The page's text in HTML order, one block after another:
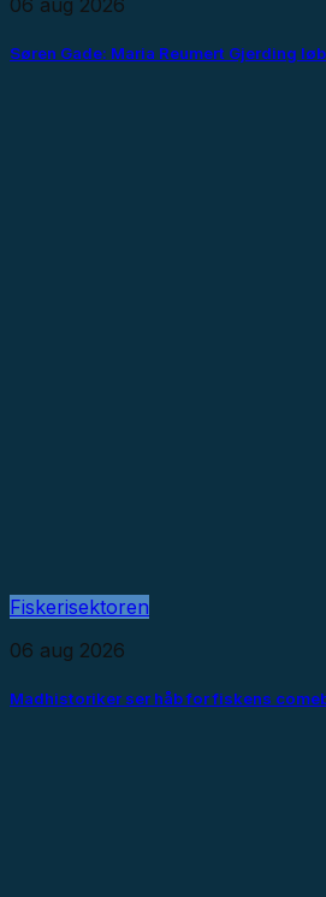
Søren Gade: Maria Reumert Gjerding
Fiskerisektoren
06 aug 2026
Madhistoriker ser håb for fiskens